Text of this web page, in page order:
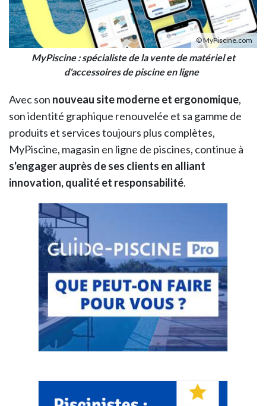
© MyPiscine.com
MyPiscine : spécialiste de la vente de matériel et
d'accessoires de piscine en ligne
Avec son nouveau site moderne et ergonomique,
son identité graphique renouvelée et sa gamme de
produits et services toujours plus complètes,
MyPiscine, magasin en ligne de piscines, continue à
s'engager auprès de ses clients en alliant
innovation, qualité et responsabilité.